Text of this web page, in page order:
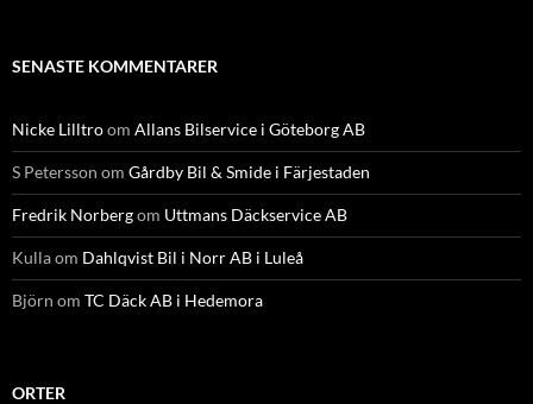
SENASTE KOMMENTARER
Nicke Lilltroom Allans Bilservice i Göteborg AB
S Petersson om Gårdby Bil & Smide i Färjestaden
Fredrik Norbergom Uttmans Däckservice AB
Kullaom Dahlqvist Bil i Norr AB i Luleå
Björn om TC Däck AB i Hedemora
ORTER